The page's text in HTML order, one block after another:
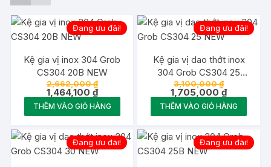
Đang ưu đãi!
Kệ gia vị inox 304 Grob
CS304 20B NEW
2,662,000₫Giá
gốc
là:
2,662,000 ₫.
1,464,100 ₫Giá
hiện
tại
là:
1,464,100 ₫.
THÊM VÀO GIỎ HÀNG
Đang ưu đãi!
Kệ gia vị dao thớt inox
304 Grob CS304 25
NEW
3,100,000₫Giá
gốc
là:
3,100,000
1,705,000₫Giá
hiện
tại
là:
THÊM VÀO GIỎ HÀNG
Đang ưu đãi! Đang ưu đãi!